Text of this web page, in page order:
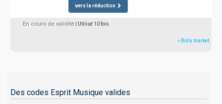
vers la réduction
En cours de validité | Utilisé 10 fois
» Bolly market
Des codes Esprit Musique valides